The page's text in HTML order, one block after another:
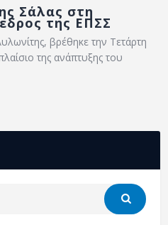
Σάλας στη
της ΕΠΣΣ
βρέθηκε την Τετάρτη
της ανάπτυξης του